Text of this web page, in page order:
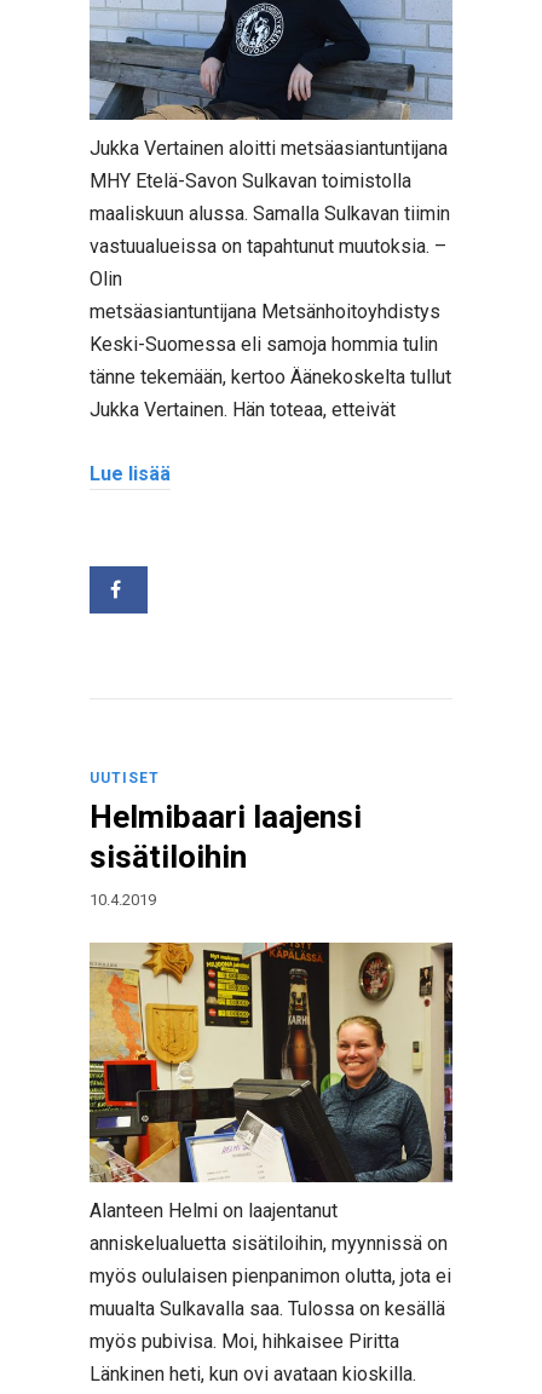
Jukka Vertainen aloitti metsäasiantuntijana
MHY Etelä-Savon Sulkavan toimistolla
maaliskuun alussa. Samalla Sulkavan tiimin
vastuualueissa on tapahtunut muutoksia. –
Olin
metsäasiantuntijana Metsänhoitoyhdistys
Keski-Suomessa eli samoja hommia tulin
tänne tekemään, kertoo Äänekoskelta tullut
Jukka Vertainen. Hän toteaa, etteivät
Lue lisää
UUTISET
Helmibaari laajensi
sisätiloihin
10.4.2019
Alanteen Helmi on laajentanut
anniskelualuetta sisätiloihin, myynnissä on
myös oululaisen pienpanimon olutta, jota ei
muualta Sulkavalla saa. Tulossa on kesällä
myös pubivisa. Moi, hihkaisee Piritta
Länkinen heti, kun ovi avataan kioskilla.